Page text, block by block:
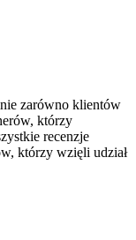
zarówno klientów
którzy
recenzje
którzy wzięli udział